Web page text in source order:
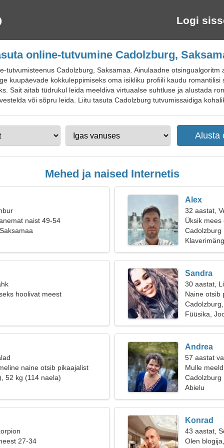
Logi
online-tutvumine Cadolzburg,
tutvumisteenus Cadolzburg, Saksamaa. Ainulaadne otsingualgoritm
kuupäevade kokkuleppimiseks oma isikliku profiili kaudu
Sait aitab tüdrukul leida meeldiva virtuaalse suhtluse ja alustada
või sõpru leida. Liitu tasuta Cadolzburg tutvumissaidiga
Mehed ja naised Internetis
naist 49-54
Alex
32 aastat,
Üksik mees
Cadolzburg
hoolivat meest
Sandra
30 aastat,
Naine otsib
Füüsika,
naine otsib pikaajalist
52 kg (114 naela)
Andrea
57 aastat
Mulle
Cadolzburg
Abielu
27-34
Konrad
43 aastat,
Olen